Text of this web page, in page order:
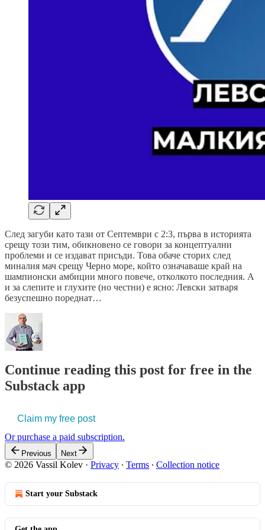
След загуби като тази от Септември с 2:3, първа в историята
срещу този тим, обикновено се говори за концептуални
проблеми и се издават присъди. Това обаче сторих след
миналия мач срещу Черно море, който означаваше край на
шампионски амбиции много повече, отколкото последния. А
и за слепите и глухите (но честни) е ясно: Левски затваря
безуспешно пореднат…
Continue reading this post for free in the
Substack app
Claim my free post
Or purchase a paid subscription.
Previous Next
© 2026 Vassil Kolev · Privacy ∙ Terms ∙ Collection notice
Start your Substack